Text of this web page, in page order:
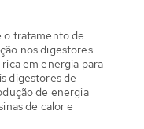
o tratamento de
nos digestores.
em energia para
digestores de
de energia
de calor e